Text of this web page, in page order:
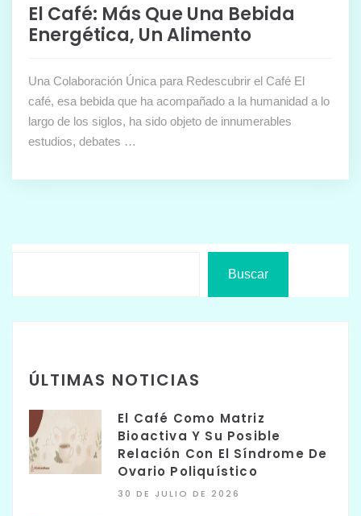
El Café: Más Que Una Bebida
Energética, Un Alimento
Una Colaboración Única para Redescubrir el Café El
café, esa bebida que ha acompañado a la humanidad a lo
largo de los siglos, ha sido objeto de innumerables
estudios, debates …
Buscar
ÚLTIMAS NOTICIAS
El Café Como Matriz
Bioactiva Y Su Posible
Relación Con El Síndrome De
Ovario Poliquístico
30 DE JULIO DE 2026